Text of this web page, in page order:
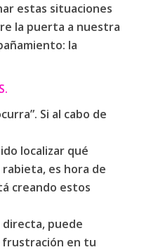
estas situaciones
la puerta a nuestra
la
Si al cabo de
localizar qué
es hora de
creando estos
puede
frustración en tu